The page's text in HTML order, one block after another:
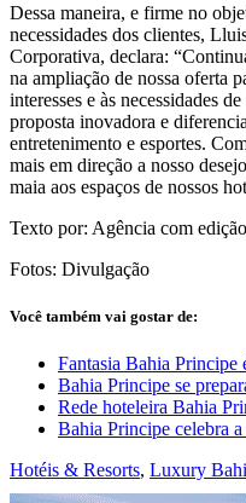
Dessa maneira, e firme no
necessidades dos clientes,
Corporativa, declara:
na ampliação de nossa oferta
interesses e às necessidades
proposta inovadora e
entretenimento e esportes.
mais em direção a nosso
maia aos espaços de nossos
Texto por: Agência com
Fotos: Divulgação
Você também vai gostar de:
Fantasia Bahia Principe
Bahia Principe se
Rede hoteleira Bahia
Bahia Principe celebra
Hotéis & Resorts, Luxury